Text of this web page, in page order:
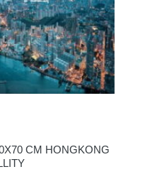
CM HONGKONG